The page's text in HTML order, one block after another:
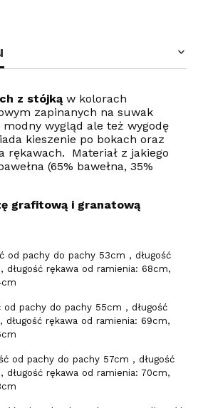
z stójką w kolorach
zapinanych na suwak
wygląd ale też wygodę
kieszenie po bokach oraz
rękawach. Materiał z jakiego
(65% bawełna, 35%
grafitową i granatową
od pachy do pachy 53cm , długość
długość rękawa od ramienia: 68cm,
od pachy do pachy 55cm , długość
długość rękawa od ramienia: 69cm,
od pachy do pachy 57cm , długość
długość rękawa od ramienia: 70cm,